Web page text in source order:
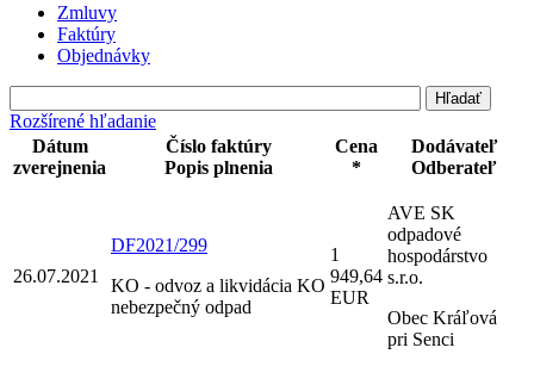
Zmluvy
Faktúry
Objednávky
Rozšírené hľadanie
Dátum
zverejnenia
Číslo faktúry
Popis plnenia
Cena
*
Dodávateľ
Odberateľ
26.07.2021
DF2021/299
KO - odvoz a likvidácia KO
nebezpečný odpad
1
949,64
EUR
AVE SK
odpadové
hospodárstvo
s.r.o.
Obec Kráľová
pri Senci